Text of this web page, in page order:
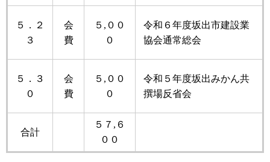
５．２
３
会
費
５,００
０
令和６年度坂出市建設業
協会通常総会
５．３
０
会
費
５,００
０
令和５年度坂出みかん共
撰場反省会
合計
５７,６
００